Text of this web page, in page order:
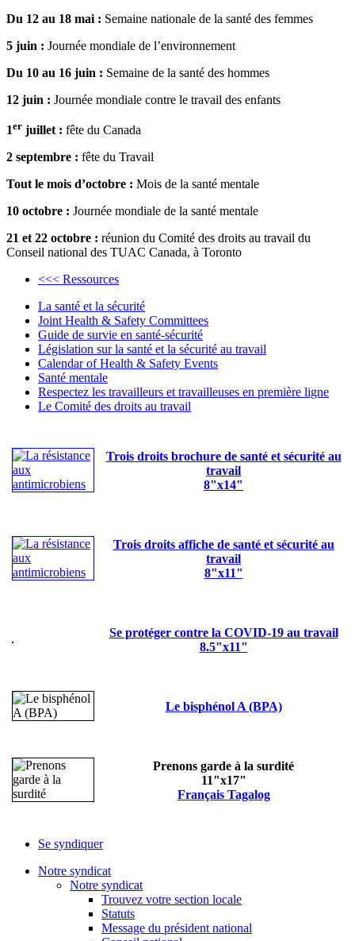
Du 12 au 18 mai : Semaine nationale de la santé des femmes
5 juin : Journée mondiale de l’environnement
Du 10 au 16 juin : Semaine de la santé des hommes
12 juin : Journée mondiale contre le travail des enfants
1er juillet : fête du Canada
2 septembre : fête du Travail
Tout le mois d’octobre : Mois de la santé mentale
10 octobre : Journée mondiale de la santé mentale
21 et 22 octobre : réunion du Comité des droits au travail du
Conseil national des TUAC Canada, à Toronto
<<< Ressources
La santé et la sécurité
Joint Health & Safety Committees
Guide de survie en santé-sécurité
Législation sur la santé et la sécurité au travail
Calendar of Health & Safety Events
Santé mentale
Respectez les travailleurs et travailleuses en première ligne
Le Comité des droits au travail
Trois droits brochure de santé et sécurité au
travail
8"x14"
Trois droits affiche de santé et sécurité au
travail
8"x11"
Se protéger contre la COVID-19 au travail
8.5"x11"
Le bisphénol A (BPA)
Prenons garde à la surdité
11"x17"
Français Tagalog
Se syndiquer
Notre syndicat
Notre syndicat
Trouvez votre section locale
Statuts
Message du président national